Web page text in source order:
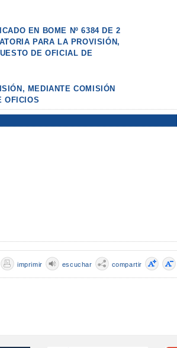
EN BOME Nº 6384 DE 2
PARA LA PROVISIÓN,
DE OFICIAL DE
MEDIANTE COMISIÓN
OFICIOS
compartir
escuchar
imprimir